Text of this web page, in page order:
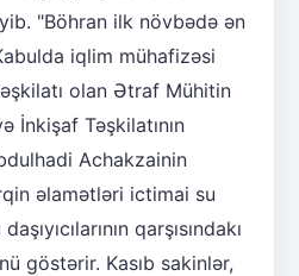
"Böhran ilk növbədə ən
iqlim mühafizəsi
olan Ətraf Mühitin
İnkişaf Təşkilatının
Achakzainin
əlamətləri ictimai su
qarşısındakı
göstərir. Kasıb sakinlər,